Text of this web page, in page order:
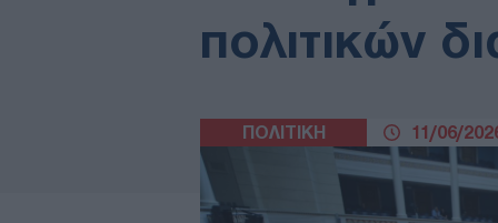
πολιτικών
ΠΟΛΙΤΙΚΗ 11/06/